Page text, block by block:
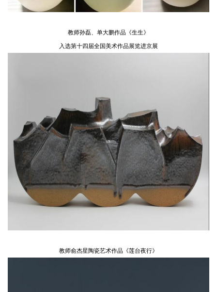
教师孙磊、单大鹏作品《生生》
入选第十四届全国美术作品展览进京展
教师俞杰星陶瓷艺术作品《莲台夜行》